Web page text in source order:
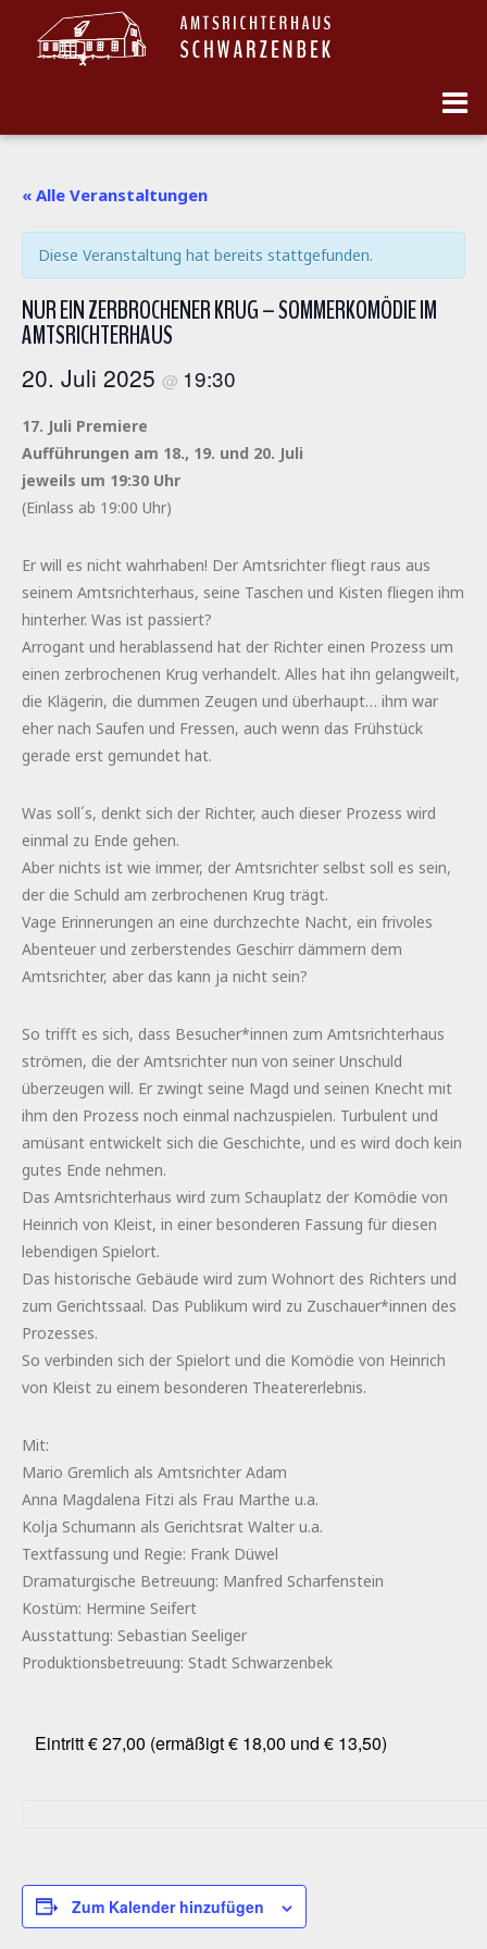
« Alle Veranstaltungen
Diese Veranstaltung hat bereits stattgefunden.
NUR EIN ZERBROCHENER KRUG – SOMMERKOMÖDIE IM
AMTSRICHTERHAUS
20. Juli 2025 @ 19:30
17. Juli Premiere
Aufführungen am 18., 19. und 20. Juli
jeweils um 19:30 Uhr
(Einlass ab 19:00 Uhr)
Er will es nicht wahrhaben! Der Amtsrichter fliegt raus aus
seinem Amtsrichterhaus, seine Taschen und Kisten fliegen ihm
hinterher. Was ist passiert?
Arrogant und herablassend hat der Richter einen Prozess um
einen zerbrochenen Krug verhandelt. Alles hat ihn gelangweilt,
die Klägerin, die dummen Zeugen und überhaupt… ihm war
eher nach Saufen und Fressen, auch wenn das Frühstück
gerade erst gemundet hat.
Was soll´s, denkt sich der Richter, auch dieser Prozess wird
einmal zu Ende gehen.
Aber nichts ist wie immer, der Amtsrichter selbst soll es sein,
der die Schuld am zerbrochenen Krug trägt.
Vage Erinnerungen an eine durchzechte Nacht, ein frivoles
Abenteuer und zerberstendes Geschirr dämmern dem
Amtsrichter, aber das kann ja nicht sein?
So trifft es sich, dass Besucher*innen zum Amtsrichterhaus
strömen, die der Amtsrichter nun von seiner Unschuld
überzeugen will. Er zwingt seine Magd und seinen Knecht mit
ihm den Prozess noch einmal nachzuspielen. Turbulent und
amüsant entwickelt sich die Geschichte, und es wird doch kein
gutes Ende nehmen.
Das Amtsrichterhaus wird zum Schauplatz der Komödie von
Heinrich von Kleist, in einer besonderen Fassung für diesen
lebendigen Spielort.
Das historische Gebäude wird zum Wohnort des Richters und
zum Gerichtssaal. Das Publikum wird zu Zuschauer*innen des
Prozesses.
So verbinden sich der Spielort und die Komödie von Heinrich
von Kleist zu einem besonderen Theatererlebnis.
Mit:
Mario Gremlich als Amtsrichter Adam
Anna Magdalena Fitzi als Frau Marthe u.a.
Kolja Schumann als Gerichtsrat Walter u.a.
Textfassung und Regie: Frank Düwel
Dramaturgische Betreuung: Manfred Scharfenstein
Kostüm: Hermine Seifert
Ausstattung: Sebastian Seeliger
Produktionsbetreuung: Stadt Schwarzenbek
Eintritt € 27,00 (ermäßigt € 18,00 und € 13,50)
Zum Kalender hinzufügen